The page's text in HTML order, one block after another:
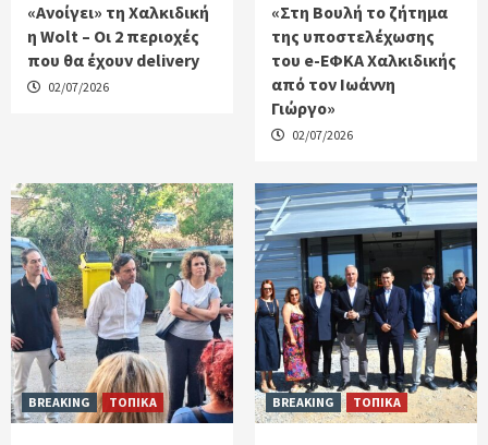
«Ανοίγει» τη Χαλκιδική
η Wolt – Οι 2 περιοχές
που θα έχουν delivery
02/07/2026
«Στη Βουλή το ζήτημα
της υποστελέχωσης
του e-ΕΦΚΑ Χαλκιδικής
από τον Ιωάννη
Γιώργο»
02/07/2026
BREAKING ΤΟΠΙΚΑ BREAKING ΤΟΠΙΚΑ